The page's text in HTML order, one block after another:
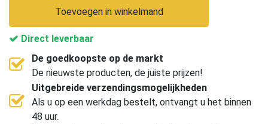
Toevoegen in winkelmand
Direct leverbaar
De goedkoopste op de markt
De nieuwste producten, de juiste prijzen!
Uitgebreide verzendingsmogelijkheden
Als u op een werkdag bestelt, ontvangt u het binnen
48 uur.